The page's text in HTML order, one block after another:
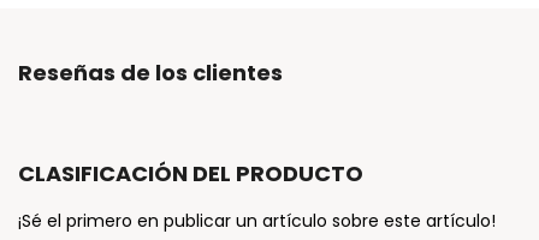
Reseñas de los clientes
CLASIFICACIÓN DEL PRODUCTO
¡Sé el primero en publicar un artículo sobre este artículo!